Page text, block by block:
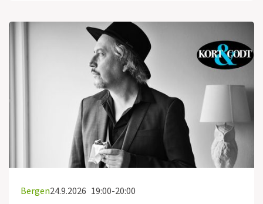
Bergen24.9.2026 19:00-20:00